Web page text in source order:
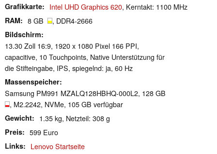
Grafikkarte Intel UHD Graphics 620, Kerntakt: 1100 MHz
RAM 8 GB , DDR4-2666
Bildschirm
13.30 Zoll 16:9, 1920 x 1080 Pixel 166 PPI,
capacitive, 10 Touchpoints, Native Unterstützung für
die Stifteingabe, IPS, spiegelnd: ja, 60 Hz
Massenspeicher
Samsung PM991 MZALQ128HBHQ-000L2, 128 GB
, M2.2242, NVMe, 105 GB verfügbar
Gewicht 1.35 kg, Netzteil: 308 g
Preis 599 Euro
Links Lenovo Startseite